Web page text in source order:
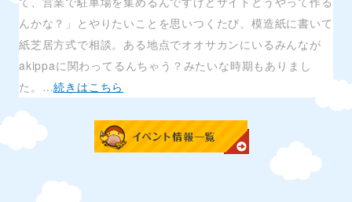
んかな？」とやりたいことを思いつくたび、模造紙に書いて
紙芝居方式で相談。ある地点でオオサカンにいるみんなが
akippaに関わってるんちゃう？みたいな時期もありまし
た。…続きはこちら